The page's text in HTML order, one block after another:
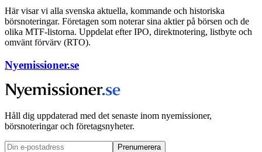
Här visar vi alla svenska aktuella, kommande och historiska
börsnoteringar. Företagen som noterar sina aktier på börsen och de
olika MTF-listorna. Uppdelat efter IPO, direktnotering, listbyte och
omvänt förvärv (RTO).
Nyemissioner.se
Håll dig uppdaterad med det senaste inom nyemissioner,
börsnoteringar och företagsnyheter.
Prenumerera